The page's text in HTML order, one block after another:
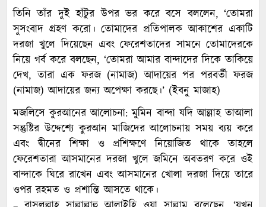
তিনি তাঁর দুই হাঁটুর উপর ভর করে বসে বললেন, ‘তোমরা
সুসংবাদ গ্রহণ করো। তোমাদের প্রতিপালক আকাশের একাটি
দরজা খুলে দিয়েছেন এবং ফেরেশতাদের সামনে তোমাদেরকে
নিয়ে গর্ব করে বলছেন, ‘তোমরা আমার বান্দাদের দিকে তাকিয়ে
দেখ, তারা এক ফরজ (নামাজ) আদায়ের পর পরবর্তী ফরজ
(নামাজ) আদায়ের জন্য অপেক্ষা করছে।’ (ইবনু মাজাহ)
মজলিসে কুরআনের আলোচনা: মুমিন বান্দা যদি আল্লাহ তাআলা
সন্তুষ্টির উদ্দেশ্যে কুরআন মাজিদের আলোচনায় সময় ব্যয় করে
এবং দ্বীনের শিক্ষা ও প্রশিক্ষণে নিয়োজিত থাকে তাহলে
ফেরেশতারা আসমানের দরজা খুলে জমিনে অবতরণ করে ওই
বান্দাকে ঘিরে রাখেন এবং আসমানের খোলা দরজা দিয়ে তারে
ওপর রহমত ও প্রশান্তি আসতে থাকে।